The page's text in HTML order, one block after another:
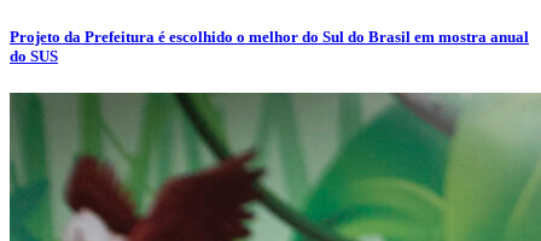
Projeto da Prefeitura é escolhido o melhor do Sul do Brasil em mostra anual
do SUS